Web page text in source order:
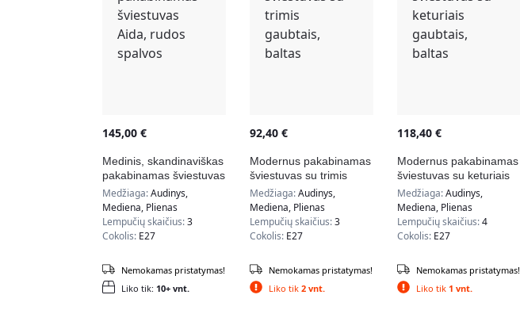
145,00 €
Medinis, skandinaviškas
pakabinamas šviestuvas
Aida, rudos spalvos
Medžiaga:Audinys,
Mediena, Plienas
Lempučių skaičius:3
Cokolis: E27
Liko tik: 10+ vnt.
Nemokamas pristatymas!
92,40 €
Modernus pakabinamas
šviestuvas su trimis
gaubtais, baltas
Medžiaga:Audinys,
Mediena, Plienas
Lempučių skaičius:3
Cokolis: E27
Liko tik 2 vnt.
Nemokamas pristatymas!
118,40 €
Modernus pakabinamas
šviestuvas su keturiais
gaubtais, baltas
Medžiaga:Audinys,
Mediena, Plienas
Lempučių skaičius:4
Cokolis: E27
Liko tik 1 vnt.
Nemokamas pristatymas!